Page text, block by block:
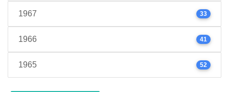
1967 33
1966 41
1965 52